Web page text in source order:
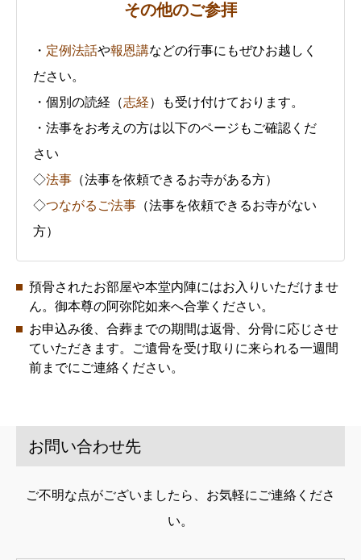
その他のご参拝
・ 定例法話や報恩講などの行事にもぜひお越しく
ださい。
・個別の読経（志経）も受け付けております。
・法事をお考えの方は以下のページもご確認くだ
さい
◇法事 （法事を依頼できるお寺がある方）
◇つながるご法事 （法事を依頼できるお寺がない
方）
預骨されたお部屋や本堂内陣にはお入りいただけませ
ん。御本尊の阿弥陀如来へ合掌ください。
お申込み後、合葬までの期間は返骨、分骨に応じさせ
ていただきます。ご遺骨を受け取りに来られる一週間
前までにご連絡ください。
お問い合わせ先
ご不明な点がございましたら、お気軽にご連絡くださ
い。